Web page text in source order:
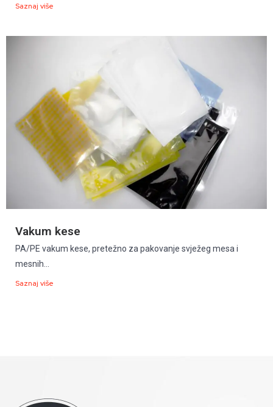
Saznaj više
Vakum kese
PA/PE vakum kese, pretežno za pakovanje svježeg mesa i
mesnih...
Saznaj više